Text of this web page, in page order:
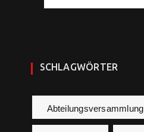
SCHLAGWÖRTER
Abteilungsversammlung